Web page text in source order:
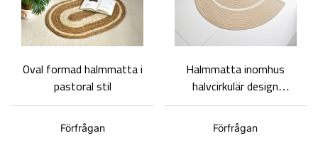
Oval formad halmmatta i
pastoral stil
Förfrågan
Halmmatta inomhus
halvcirkulär design
ingångsdörr
Anpassningsbar storlek
Förfrågan